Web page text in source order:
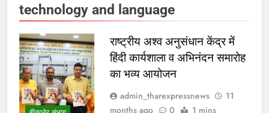
technology and language
राष्ट्रीय अश्व अनुसंधान केंद्र में
हिंदी कार्यशाला व अभिनंदन समारोह
का भव्य आयोजन
admin_tharexpressnews
11
months ago
0 1 mins